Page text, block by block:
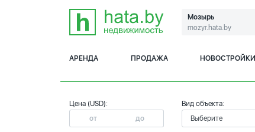
Мозырь
mozyr.hata.by
АРЕНДА ПРОДАЖА НОВОСТРОЙКИ
Цена (USD): Вид объекта: